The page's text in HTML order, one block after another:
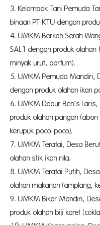
3. Kelompok Tani Pemuda
binaan PT KTU dengan
4. UMKM Berkah Serah
SAL1 dengan produk
minyak urut, parfum).
5. UMKM Pemuda Mandiri,
dengan produk olahan ikan
6. UMKM Dapur Ben’s
produk olahan pangan
kerupuk poco-poco).
7. UMKM Teratai, Desa
olahan stik ikan nila.
8. UMKM Teratai Putih,
olahan makanan (amplang,
9. UMKM Bikar Mandiri,
produk olahan biji karet